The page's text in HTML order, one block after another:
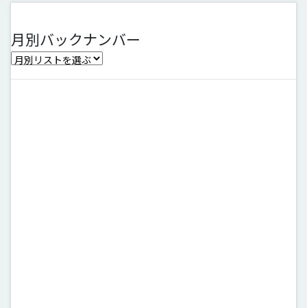
月別バックナンバー